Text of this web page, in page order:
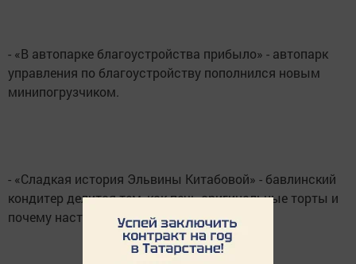
- «В автопарке благоустройства прибыло» - автопарк
управления по благоустройству пополнился новым
минипогрузчиком.
- «Сладкая история Эльвины Китабовой» - бавлинский
кондитер делится тем, как печь оригинальные торты и
почему наступает творческий кризис.